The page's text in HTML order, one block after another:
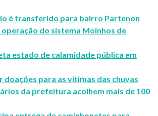
é transferido para bairro Partenon
operação do sistema Moinhos de
estado de calamidade pública em
doações para as vítimas das chuvas
da prefeitura acolhem mais de 100